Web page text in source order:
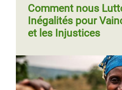
Comment nous
Inégalités pour
et les Injustices